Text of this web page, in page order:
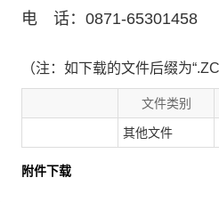
电 话：0871-65301458
（注：如下载的文件后缀为
文件类别
其他文件
附件下载